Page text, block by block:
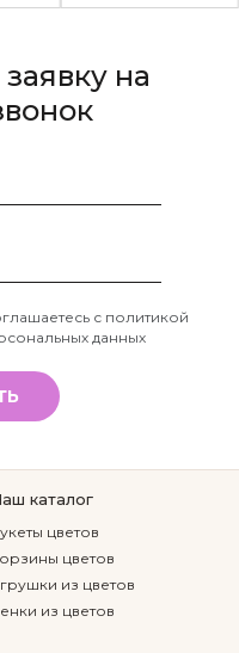
на
с политикой
данных
каталог
цветов
цветов
из цветов
из цветов